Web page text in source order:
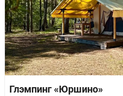
Глэмпинг «Юршино»